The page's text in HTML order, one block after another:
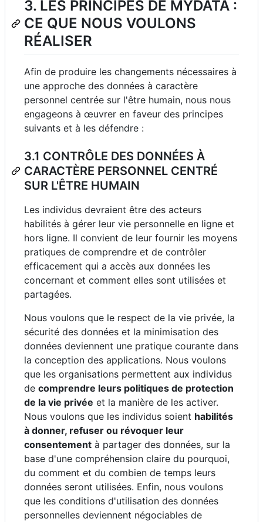
3. LES PRINCIPES DE MYDATA :
CE QUE NOUS VOULONS
RÉALISER
Afin de produire les changements nécessaires à
une approche des données à caractère
personnel centrée sur l'être humain, nous nous
engageons à œuvrer en faveur des principes
suivants et à les défendre :
3.1 CONTRÔLE DES DONNÉES À
CARACTÈRE PERSONNEL CENTRÉ
SUR L'ÊTRE HUMAIN
Les individus devraient être des acteurs
habilités à gérer leur vie personnelle en ligne et
hors ligne. Il convient de leur fournir les moyens
pratiques de comprendre et de contrôler
efficacement qui a accès aux données les
concernant et comment elles sont utilisées et
partagées.
Nous voulons que le respect de la vie privée, la
sécurité des données et la minimisation des
données deviennent une pratique courante dans
la conception des applications. Nous voulons
que les organisations permettent aux individus
de comprendre leurs politiques de protection
de la vie privée et la manière de les activer.
Nous voulons que les individus soient habilités
à donner, refuser ou révoquer leur
consentement à partager des données, sur la
base d'une compréhension claire du pourquoi,
du comment et du combien de temps leurs
données seront utilisées. Enfin, nous voulons
que les conditions d'utilisation des données
personnelles deviennent négociables de